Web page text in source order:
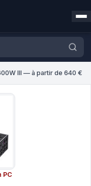
III — à partir de 640 €
PC